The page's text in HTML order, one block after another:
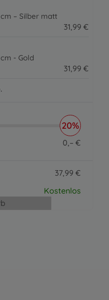
– Silber matt
31 99 €
- Gold
31 99 €
16.99 EUR
20%
0,– €
37,99 €
Kostenlos